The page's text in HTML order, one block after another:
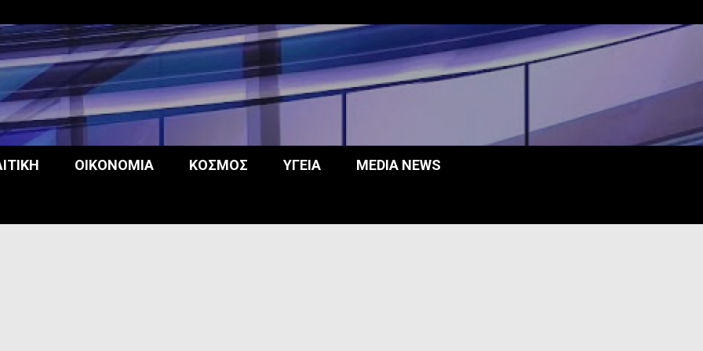
ΟΙΚΟΝΟΜΊΑ ΚΌΣΜΟΣ ΥΓΕΊΑ MEDIA NEWS